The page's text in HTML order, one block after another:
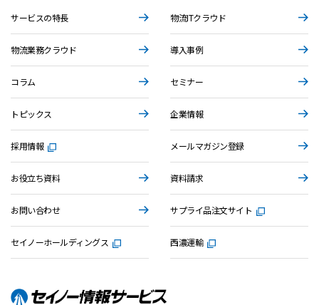
サービスの特長 物流ITクラウド
物流業務クラウド 導入事例
コラム セミナー
トピックス 企業情報
採用情報 メールマガジン登録
お役立ち資料 資料請求
お問い合わせ サプライ品注文サイト
セイノーホールディングス 西濃運輸